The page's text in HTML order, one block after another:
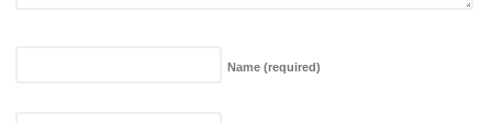
Name (required)